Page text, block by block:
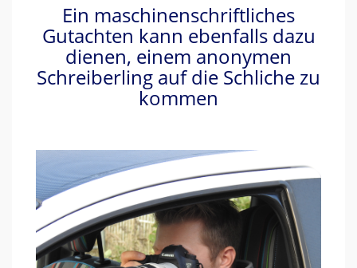
Ein maschinenschriftliches
Gutachten kann ebenfalls dazu
dienen, einem anonymen
Schreiberling auf die Schliche zu
kommen